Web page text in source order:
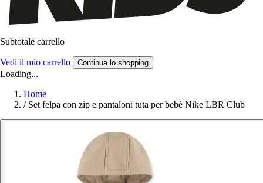
Subtotale carrello
Vedi il mio carrello Continua lo shopping
Loading...
Home
/ Set felpa con zip e pantaloni tuta per bebè Nike LBR Club